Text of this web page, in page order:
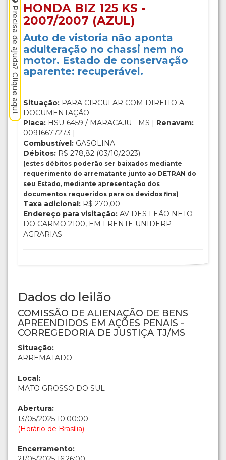
HONDA BIZ 125 KS -
2007/2007 (AZUL)
Auto de vistoria não aponta
adulteração no chassi nem no
motor. Estado de conservação
aparente: recuperável.
Situação: PARA CIRCULAR COM DIREITO A
DOCUMENTAÇÃO
Placa: HSU-6459 / MARACAJU - MS | Renavam:
00916677273 |
Combustível: GASOLINA
Débitos: R$ 278,82 (03/10/2023)
(estes débitos poderão ser baixados mediante
requerimento do arrematante junto ao DETRAN do
seu Estado, mediante apresentação dos
documentos requeridos para os devidos fins)
Taxa adicional: R$ 270,00
Endereço para visitação: AV DES LEÃO NETO
DO CARMO 2100, EM FRENTE UNIDERP
AGRARIAS
Dados do leilão
COMISSÃO DE ALIENAÇÃO DE BENS
APREENDIDOS EM AÇÕES PENAIS -
CORREGEDORIA DE JUSTIÇA TJ/MS
Situação:
ARREMATADO
Local:
MATO GROSSO DO SUL
Abertura:
13/05/2025 10:00:00
(Horário de Brasília)
Encerramento:
Precisa de ajuda? Clique aqui.